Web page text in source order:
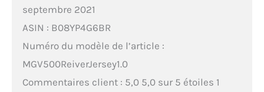
septembre 2021
ASIN : B08YP4G6BR
Numéro du modèle de l’article :
MGV500ReiverJersey1.0
Commentaires client : 5,0 5,0 sur 5 étoiles 1